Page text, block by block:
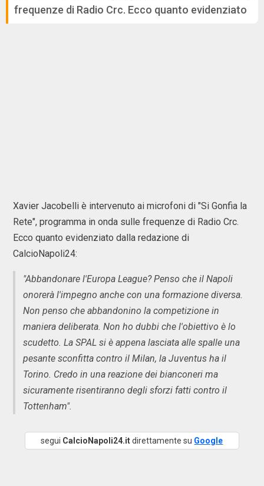
frequenze di Radio Crc. Ecco quanto evidenziato
Xavier Jacobelli è intervenuto ai microfoni di "Si Gonfia la
Rete", programma in onda sulle frequenze di Radio Crc.
Ecco quanto evidenziato dalla redazione di
CalcioNapoli24:
"Abbandonare l'Europa League? Penso che il Napoli
onorerà l'impegno anche con una formazione diversa.
Non penso che abbandonino la competizione in
maniera deliberata. Non ho dubbi che l'obiettivo è lo
scudetto. La SPAL si è appena lasciata alle spalle una
pesante sconfitta contro il Milan, la Juventus ha il
Torino. Credo in una reazione dei bianconeri ma
sicuramente risentiranno degli sforzi fatti contro il
Tottenham".
segui CalcioNapoli24.itdirettamente su Google